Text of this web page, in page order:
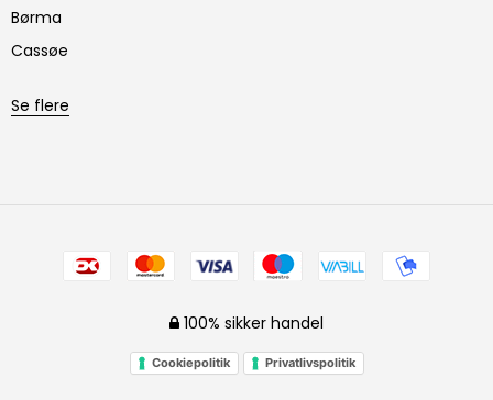
Børma
Cassøe
Se flere
100% sikker handel
Cookiepolitik Privatlivspolitik